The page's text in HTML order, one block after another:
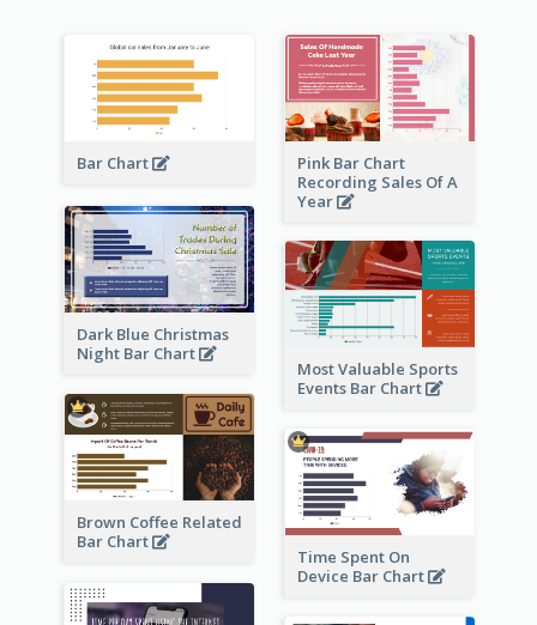
Bar Chart
Pink Bar Chart
Recording Sales Of A
Year
Dark Blue Christmas
Night Bar Chart
Most Valuable Sports
Events Bar Chart
Brown Coffee Related
Bar Chart
Time Spent On
Device Bar Chart